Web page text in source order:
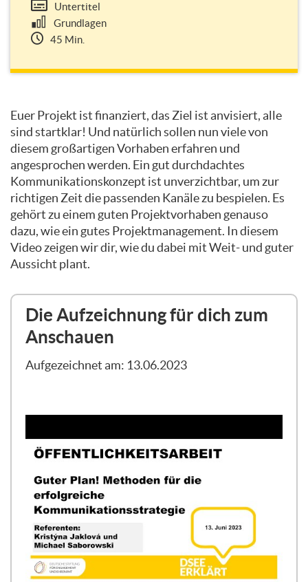
Untertitel
Grundlagen
45 Min.
Themen
dieses
Kurses
Euer Projekt ist finanziert, das Ziel ist anvisiert, alle
sind startklar! Und natürlich sollen nun viele von
diesem großartigen Vorhaben erfahren und
angesprochen werden. Ein gut durchdachtes
Kommunikationskonzept ist unverzichtbar, um zur
richtigen Zeit die passenden Kanäle zu bespielen. Es
gehört zu einem guten Projektvorhaben genauso
dazu, wie ein gutes Projektmanagement. In diesem
Video zeigen wir dir, wie du dabei mit Weit- und guter
Aussicht plant.
Die Aufzeichnung für dich zum
Anschauen
Aufgezeichnet am: 13.06.2023